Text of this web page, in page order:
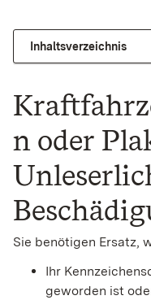
Inhaltsverzeichnis
n oder
Sie benötigen Ersatz,
Ihr
geworden ist